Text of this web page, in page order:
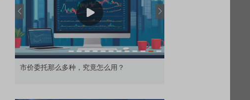
市价委托那么多种，究竟怎么用？